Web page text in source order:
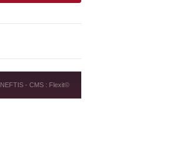
NEFTIS- CMS : Flexit©